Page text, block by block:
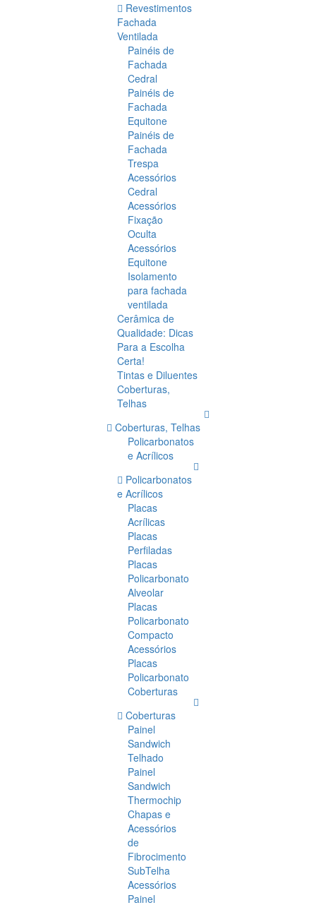
Revestimentos
Fachada
Ventilada
Painéis de
Fachada
Cedral
Painéis de
Fachada
Equitone
Painéis de
Fachada
Trespa
Acessórios
Cedral
Acessórios
Fixação
Oculta
Acessórios
Equitone
Isolamento
para fachada
ventilada
Cerâmica de
Qualidade: Dicas
Para a Escolha
Certa!
Tintas e Diluentes
Coberturas,
Telhas
Coberturas, Telhas
Policarbonatos
e Acrílicos
Policarbonatos
e Acrílicos
Placas
Acrílicas
Placas
Perfiladas
Placas
Policarbonato
Alveolar
Placas
Policarbonato
Compacto
Acessórios
Placas
Policarbonato
Coberturas
Coberturas
Painel
Sandwich
Telhado
Painel
Sandwich
Thermochip
Chapas e
Acessórios
de
Fibrocimento
SubTelha
Acessórios
Painel